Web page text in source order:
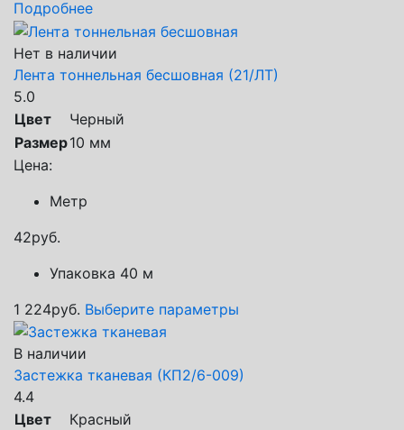
Подробнее
Нет в наличии
Лента тоннельная бесшовная (21/ЛТ)
5.0
Цвет
Черный
Размер10 мм
Цена:
Метр
42руб.
Упаковка 40 м
1 224руб. Выберите параметры
В наличии
Застежка тканевая (КП2/6-009)
4.4
Цвет
Красный